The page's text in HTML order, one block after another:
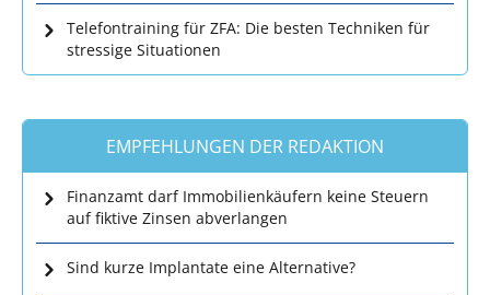
Telefontraining für ZFA: Die besten Techniken für
stressige Situationen
EMPFEHLUNGEN DER REDAKTION
Finanzamt darf Immobilienkäufern keine Steuern
auf fiktive Zinsen abverlangen
Sind kurze Implantate eine Alternative?